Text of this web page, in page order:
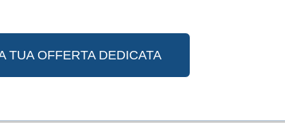
TUA OFFERTA DEDICATA